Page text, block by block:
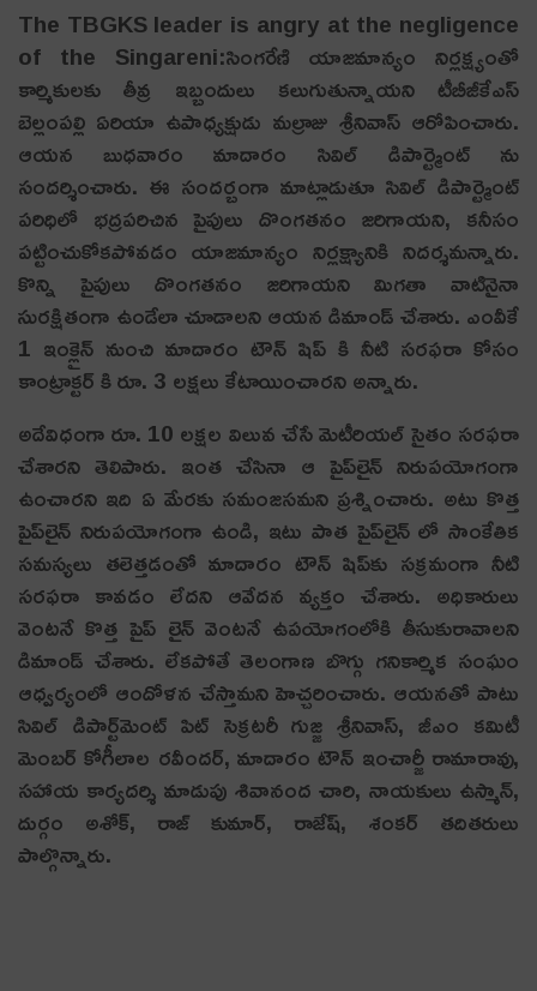
The TBGKS leader is angry at the negligence
of the Singareni:సింగ‌రేణి యాజ‌మాన్యం నిర్ల‌క్ష్యంతో
కార్మికుల‌కు తీవ్ర ఇబ్బందులు క‌లుగుతున్నాయ‌ని టీబీజీకేఎస్
బెల్లంప‌ల్లి ఏరియా ఉపాధ్య‌క్షుడు మ‌ల్రాజు శ్రీ‌నివాస్ ఆరోపించారు.
ఆయ‌న బుధ‌వారం మాదారం సివిల్ డిపార్ట్మెంట్ ను
సంద‌ర్శించారు. ఈ సంద‌ర్బంగా మాట్లాడుతూ సివిల్ డిపార్ట్మెంట్
పరిధిలో భద్రపరిచిన పైపులు దొంగతనం జరిగాయ‌ని, క‌నీసం
ప‌ట్టించుకోక‌పోవ‌డం యాజ‌మాన్యం నిర్ల‌క్ష్యానికి నిద‌ర్శ‌మ‌న్నారు.
కొన్ని పైపులు దొంగ‌త‌నం జ‌రిగాయ‌ని మిగ‌తా వాటినైనా
సుర‌క్షితంగా ఉండేలా చూడాల‌ని ఆయ‌న డిమాండ్ చేశారు. ఎంవీకే
1 ఇంక్లైన్ నుంచి మాదారం టౌన్ షిప్ కి నీటి సరఫరా కోసం
కాంట్రాక్టర్ కి రూ. 3 లక్షలు కేటాయించార‌ని అన్నారు.
అదేవిధంగా రూ. 10 ల‌క్ష‌ల విలువ చేసే మెటీరియ‌ల్ సైతం స‌ర‌ఫ‌రా
చేశార‌ని తెలిపారు. ఇంత చేసినా ఆ పైప్‌లైన్ నిరుప‌యోగంగా
ఉంచార‌ని ఇది ఏ మేర‌కు సమంజ‌స‌మ‌ని ప్ర‌శ్నించారు. అటు కొత్త
పైప్‌లైన్ నిరుప‌యోగంగా ఉండి, ఇటు పాత పైప్‌లైన్ లో సాంకేతిక
సమ‌స్య‌లు త‌లెత్త‌డంతో మాదారం టౌన్ షిప్‌కు స‌క్ర‌మంగా నీటి
స‌ర‌ఫ‌రా కావ‌డం లేద‌ని ఆవేద‌న వ్య‌క్తం చేశారు. అధికారులు
వెంట‌నే కొత్త పైప్ లైన్ వెంట‌నే ఉప‌యోగంలోకి తీసుకురావాల‌ని
డిమాండ్ చేశారు. లేక‌పోతే తెలంగాణ బొగ్గు గ‌నికార్మిక సంఘం
ఆధ్వ‌ర్యంలో ఆందోళ‌న చేస్తామ‌ని హెచ్చ‌రించారు. ఆయ‌న‌తో పాటు
సివిల్ డిపార్ట్‌మెంట్ పిట్ సెక్రటరీ గుజ్జ శ్రీనివాస్, జీఎం కమిటీ
మెంబర్ కోగీలాల రవీందర్, మాదారం టౌన్ ఇంచార్జీ రామారావు,
సహాయ కార్యదర్శి మాడుపు శివానంద చారి, నాయకులు ఉస్మాన్,
దుర్గం అశోక్, రాజ్ కుమార్, రాజేష్, శంకర్ త‌దిత‌రులు
పాల్గొన్నారు.